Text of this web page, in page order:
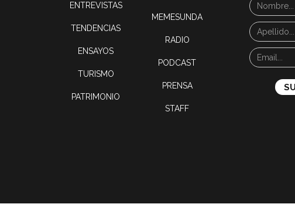
ENTREVISTAS
TENDENCIAS
ENSAYOS
TURISMO
PATRIMONIO
MEMESUNDA
RADIO
PODCAST
PRENSA
STAFF